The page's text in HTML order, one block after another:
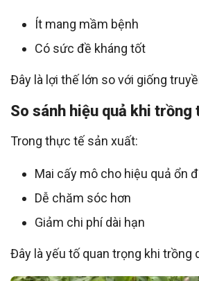
Ít mang mầm bệnh
Có sức đề kháng tốt
Đây là lợi thế lớn so với giống
So sánh hiệu quả khi trồng
Trong thực tế sản xuất:
Mai cấy mô cho hiệu quả ổn
Dễ chăm sóc hơn
Giảm chi phí dài hạn
Đây là yếu tố quan trọng khi trồng